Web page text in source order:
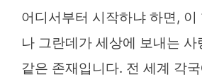
어디서부터 시작하냐 하면,
나 그란데가 세상에 보내는 사
같은 존재입니다. 전 세계 각